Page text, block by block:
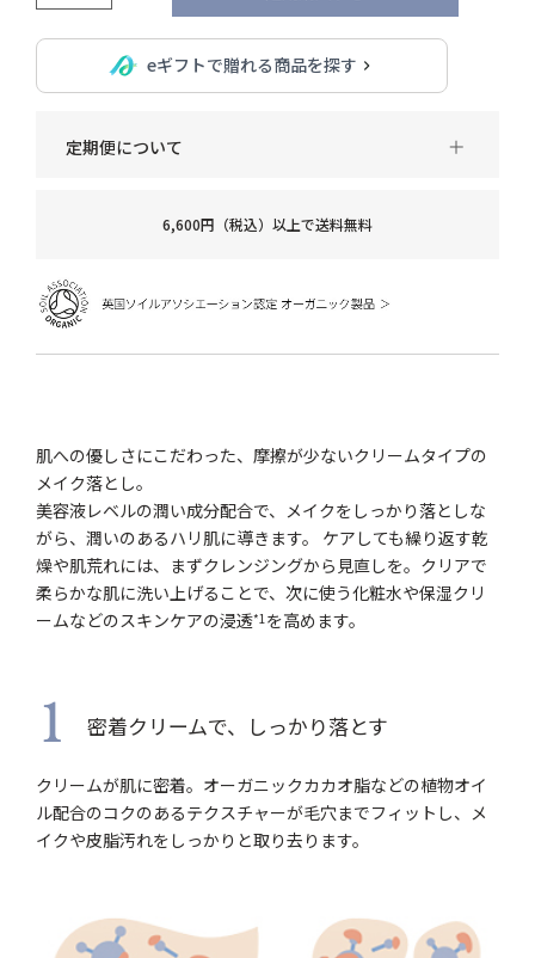
eギフトで贈れる商品を探す
定期便について
6,600円（税込）以上で送料無料
肌への優しさにこだわった、摩擦が少ないクリームタイプの
メイク落とし。
美容液レベルの潤い成分配合で、メイクをしっかり落としな
がら、潤いのあるハリ肌に導きます。 ケアしても繰り返す乾
燥や肌荒れには、まずクレンジングから見直しを。クリアで
柔らかな肌に洗い上げることで、次に使う化粧水や保湿クリ
ームなどのスキンケアの浸透*1 を高めます。
1 密着クリームで、しっかり落とす
クリームが肌に密着。オーガニックカカオ脂などの植物オイ
ル配合のコクのあるテクスチャーが毛穴までフィットし、メ
イクや皮脂汚れをしっかりと取り去ります。